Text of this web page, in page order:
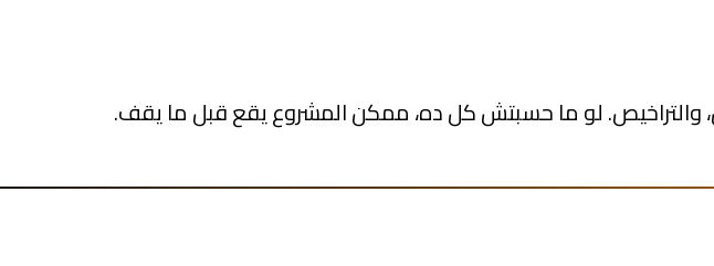
والتراخيص. لو ما حسبتش كل ده، ممكن المشروع يقع قبل ما يقف.